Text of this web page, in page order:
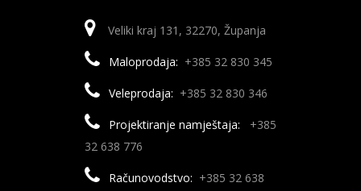
Veliki kraj 131, 32270, Županja
Maloprodaja: +385 32 830 345
Veleprodaja: +385 32 830 346
Projektiranje namještaja:
+385
32 638 776
Računovodstvo: +385 32 638